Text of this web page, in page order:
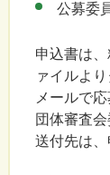
公募委
申込書は
ァイルよ
メールで
団体審査
送付先は、